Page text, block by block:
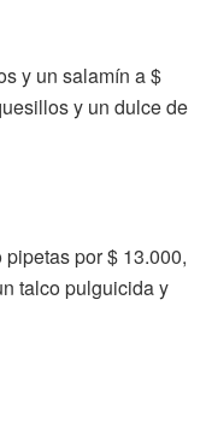
y un salamín a $
y un dulce de
por $ 13.000,
talco pulguicida y